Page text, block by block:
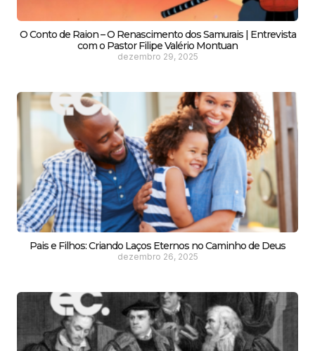
O Conto de Raion – O Renascimento dos Samurais | Entrevista
com o Pastor Filipe Valério Montuan
dezembro 29, 2025
Pais e Filhos: Criando Laços Eternos no Caminho de Deus
dezembro 26, 2025